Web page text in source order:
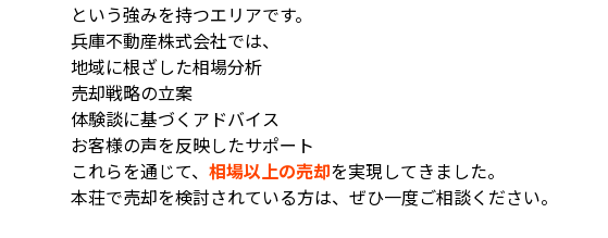
という強みを持つエリアです。
兵庫不動産株式会社では、
地域に根ざした相場分析
売却戦略の立案
体験談に基づくアドバイス
お客様の声を反映したサポート
これらを通じて、 相場以上の売却を実現してきました。
本荘で売却を検討されている方は、ぜひ一度ご相談ください。